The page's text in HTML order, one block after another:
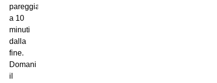
pareggia
a 10
minuti
dalla
fine.
Domani
il